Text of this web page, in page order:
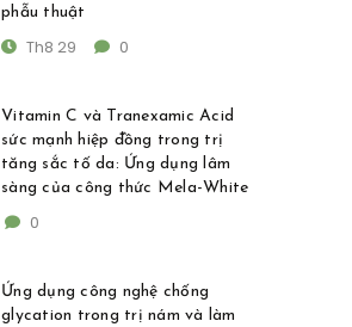
phẫu thuật
Th8 29 0
Vitamin C và Tranexamic Acid
sức mạnh hiệp đồng trong trị
tăng sắc tố da: Ứng dụng lâm
sàng của công thức Mela-White
0
Ứng dụng công nghệ chống
glycation trong trị nám và làm